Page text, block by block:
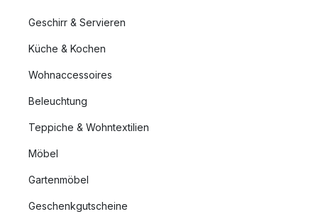
Geschirr & Servieren
Küche & Kochen
Wohnaccessoires
Beleuchtung
Teppiche & Wohntextilien
Möbel
Gartenmöbel
Geschenkgutscheine